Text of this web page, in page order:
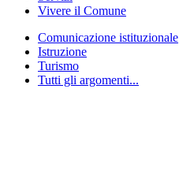
Vivere il Comune
Comunicazione istituzionale
Istruzione
Turismo
Tutti gli argomenti...